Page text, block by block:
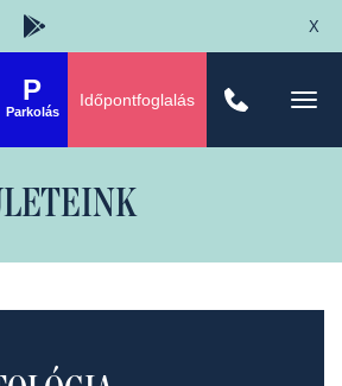
X
P
Parkolás
Időpontfoglalás